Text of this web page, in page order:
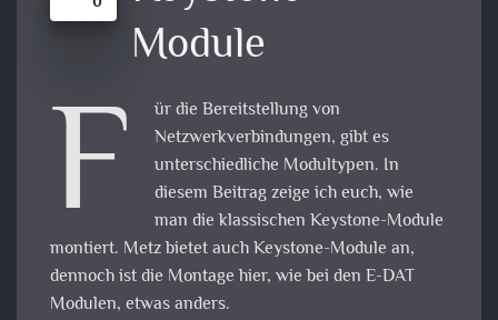
Module
F
ür die Bereitstellung von
Netzwerkverbindungen, gibt es
unterschiedliche Modultypen. In
diesem Beitrag zeige ich euch, wie
man die klassischen Keystone-Module
montiert. Metz bietet auch Keystone-Module an,
dennoch ist die Montage hier, wie bei den E-DAT
Modulen, etwas anders.